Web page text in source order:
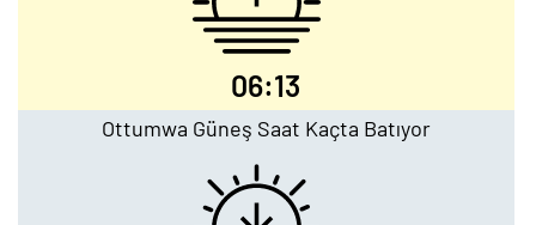
06:13
Ottumwa Güneş Saat Kaçta Batıyor